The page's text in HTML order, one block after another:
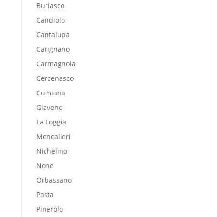
Buriasco
Candiolo
Cantalupa
Carignano
Carmagnola
Cercenasco
Cumiana
Giaveno
La Loggia
Moncalieri
Nichelino
None
Orbassano
Pasta
Pinerolo